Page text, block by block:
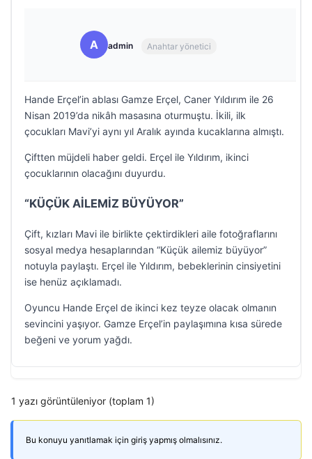
A admin Anahtar yönetici
Hande Erçel’in ablası Gamze Erçel, Caner Yıldırım ile 26
Nisan 2019’da nikâh masasına oturmuştu. İkili, ilk
çocukları Mavi’yi aynı yıl Aralık ayında kucaklarına almıştı.
Çiftten müjdeli haber geldi. Erçel ile Yıldırım, ikinci
çocuklarının olacağını duyurdu.
“KÜÇÜK AİLEMİZ BÜYÜYOR”
Çift, kızları Mavi ile birlikte çektirdikleri aile fotoğraflarını
sosyal medya hesaplarından “Küçük ailemiz büyüyor”
notuyla paylaştı. Erçel ile Yıldırım, bebeklerinin cinsiyetini
ise henüz açıklamadı.
Oyuncu Hande Erçel de ikinci kez teyze olacak olmanın
sevincini yaşıyor. Gamze Erçel’in paylaşımına kısa sürede
beğeni ve yorum yağdı.
1 yazı görüntüleniyor (toplam 1)
Bu konuyu yanıtlamak için giriş yapmış olmalısınız.